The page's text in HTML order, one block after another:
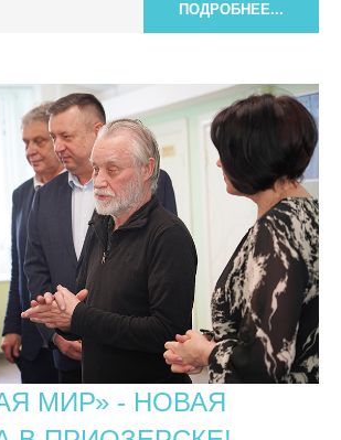
ПОДРОБНЕЕ...
МИР» - НОВАЯ